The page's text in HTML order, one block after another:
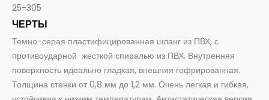
25-305
ЧЕРТЫ
Темно-серая пластифицированная шланг из ПВХ, с
противоударной жесткой спиралью из ПВХ. Внутренняя
поверхность идеально гладкая, внешняя гофрированная.
Толщина стенки от 0,8 мм до 1,2 мм. Очень легкая и гибкая,